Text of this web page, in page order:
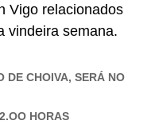
Vigo relacionados
vindeira semana.
DE CHOIVA, SERÁ NO
HORAS